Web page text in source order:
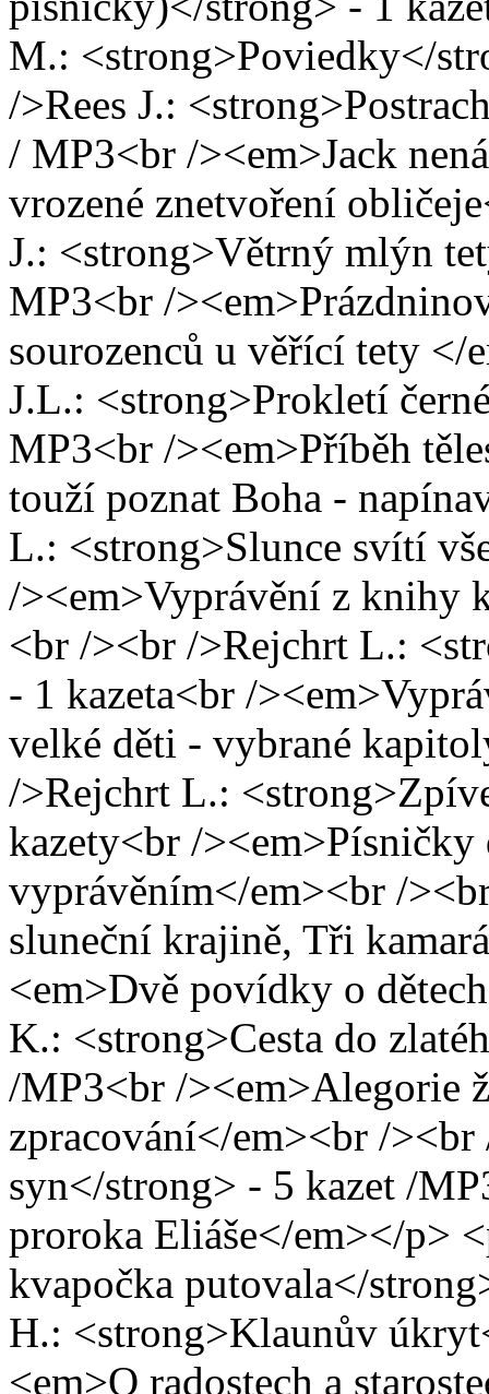
M.: <strong>Poviedky</
/>Rees J.:
/ MP3<br /><em>Jack
vrozené znetvoření
J.: <strong>Větrný mlýn
MP3<br /
sourozenců u věřící tety </
J.L.: <strong>Prokletí
MP3<br /><em>Příběh
touží poznat Boha -
L.: <strong>Slunce svítí
/><em>Vyprávění z knihy
<br /><br />Rejchrt L.:
- 1 kazeta<br /
velké děti - vybrané
/>Rejchrt L.:
kazety<br /
vyprávěním</em><br /
sluneční krajině, Tři
<em>Dvě povídky o
K.: <strong>Cesta do
/MP3<br /><em>Alegorie
zpracování</em><br /
syn</strong> - 5 kazet /
proroka Eliáše</em></p>
kvapočka putovala</
H.: <strong>Klaunův
<em>O radostech a